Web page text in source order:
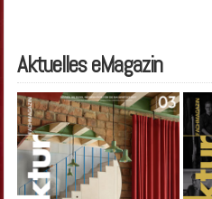
Aktuelles eMagazin